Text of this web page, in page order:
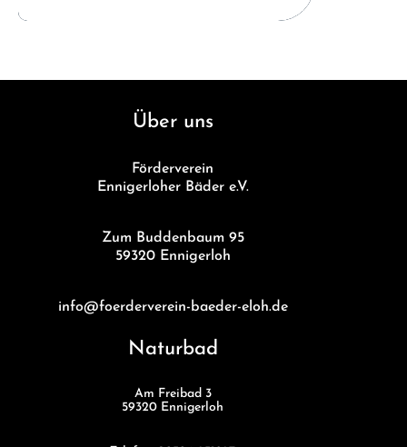
Über uns
Förderverein
Ennigerloher Bäder e.V.
Zum Buddenbaum 95
59320 Ennigerloh
info@foerderverein-baeder-eloh.de
Naturbad
Am Freibad 3
59320 Ennigerloh